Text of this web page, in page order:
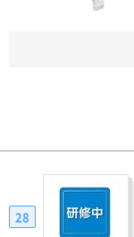
28